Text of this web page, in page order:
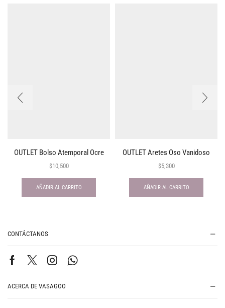
OUTLET Bolso Atemporal Ocre
$10,500
AÑADIR AL CARRITO
OUTLET Aretes Oso Vanidoso
$5,300
AÑADIR AL CARRITO
CONTÁCTANOS
ACERCA DE VASAGOO